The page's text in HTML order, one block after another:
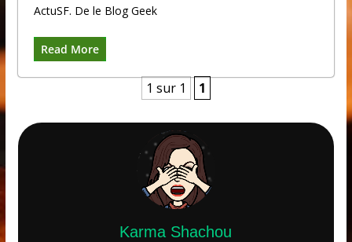
ActuSF. De le Blog Geek
Read More
1 sur 1 1
Karma Shachou